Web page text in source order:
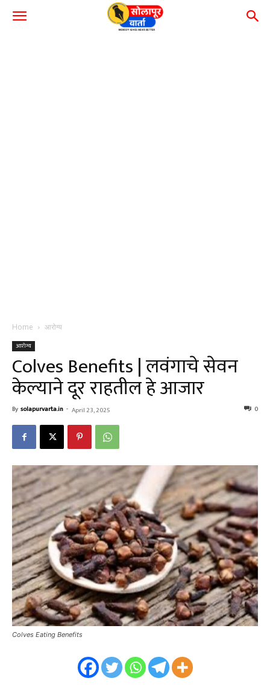
Home आरोग्य
आरोग्य
Colves Benefits | लवंगाचे सेवन
केल्याने दूर राहतील हे आजार
By solapurvarta.in - April 23, 2025 0
Colves Eating Benefits